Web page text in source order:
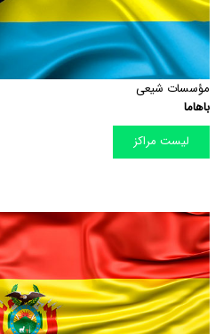
مؤسسات شیعی
باهاما
لیست مراکز